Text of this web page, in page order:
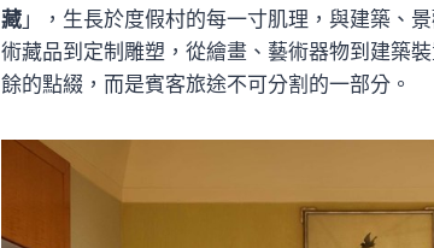
藏 」，生長於度假村的每一寸肌理，與建築、
術藏品到定制雕塑，從繪畫、藝術器物到建築
餘的點綴，而是賓客旅途不可分割的一部分。